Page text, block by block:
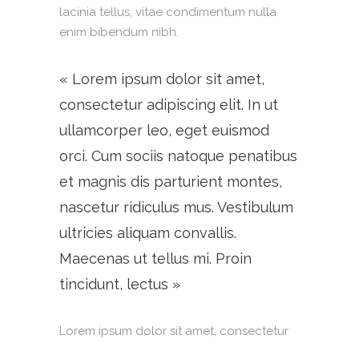
lacinia tellus, vitae condimentum nulla
enim bibendum nibh.
« Lorem ipsum dolor sit amet,
consectetur adipiscing elit. In ut
ullamcorper leo, eget euismod
orci. Cum sociis natoque penatibus
et magnis dis parturient montes,
nascetur ridiculus mus. Vestibulum
ultricies aliquam convallis.
Maecenas ut tellus mi. Proin
tincidunt, lectus »
Lorem ipsum dolor sit amet, consectetur